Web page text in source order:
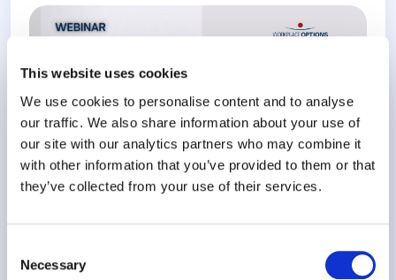
This website uses cookies
We use cookies to personalise content and to analyse
our traffic. We also share information about your use of
our site with our analytics partners who may combine it
with other information that you’ve provided to them or that
they’ve collected from your use of their services.
Selection
Necessary